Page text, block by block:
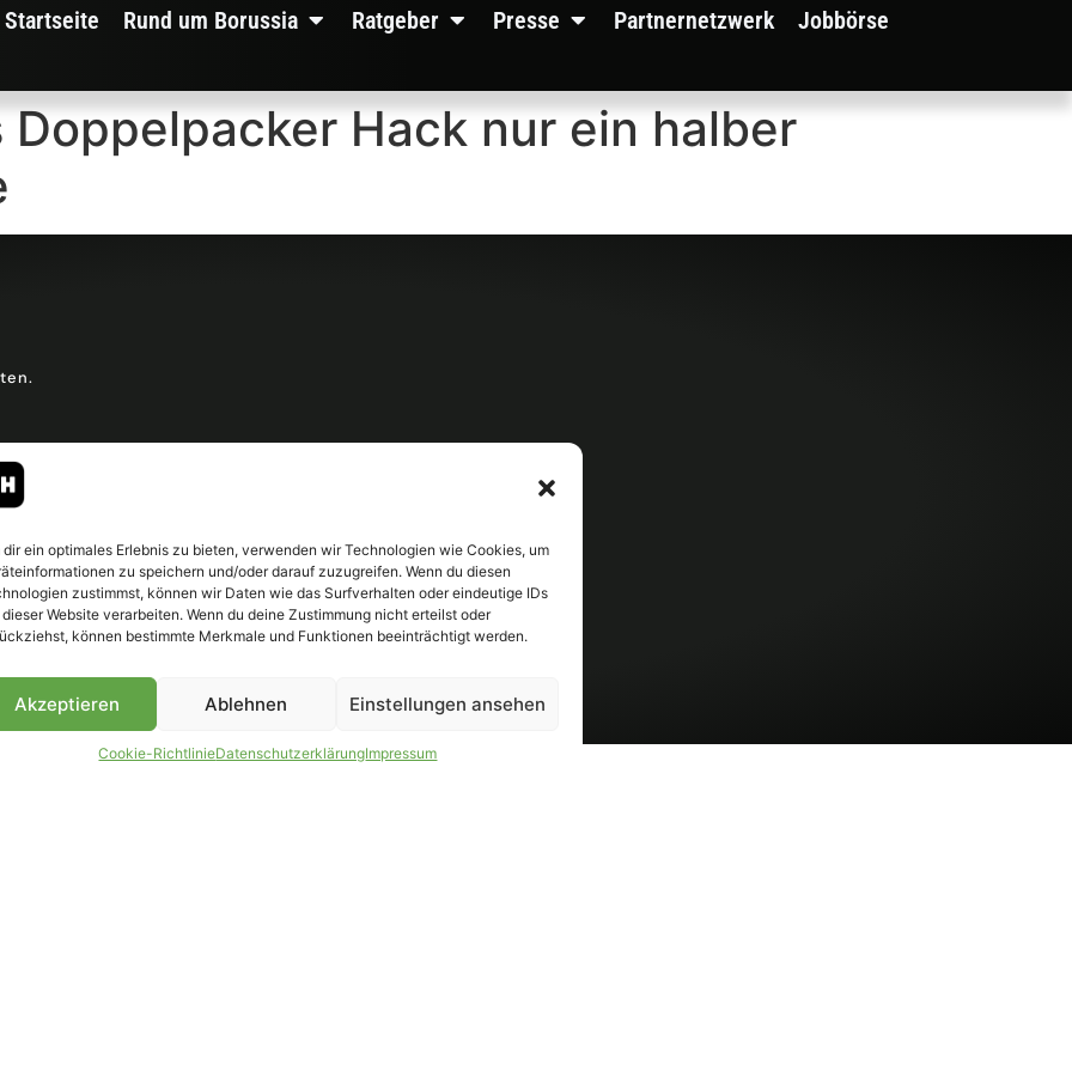
dir ein optimales Erlebnis zu bieten, verwenden wir Technologien wie Cookies, um
zu speichern und/oder darauf zuzugreifen. Wenn du diesen
zustimmst, können wir Daten wie das Surfverhalten oder eindeutige IDs
Website verarbeiten. Wenn du deine Zustimmung nicht erteilst oder
können bestimmte Merkmale und Funktionen beeinträchtigt werden.
Akzeptieren Ablehnen Einstellungen ansehen
Cookie-RichtlinieDatenschutzerklärungImpressum
Startseite Rund um Borussia Ratgeber Presse Partnernetzwerk Jobbörse
Doppelpacker Hack nur ein halber